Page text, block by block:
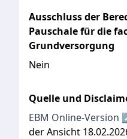
Ausschluss der
Pauschale für die
Grundversorgung
Nein
Quelle und
EBM Online-Version
der Ansicht